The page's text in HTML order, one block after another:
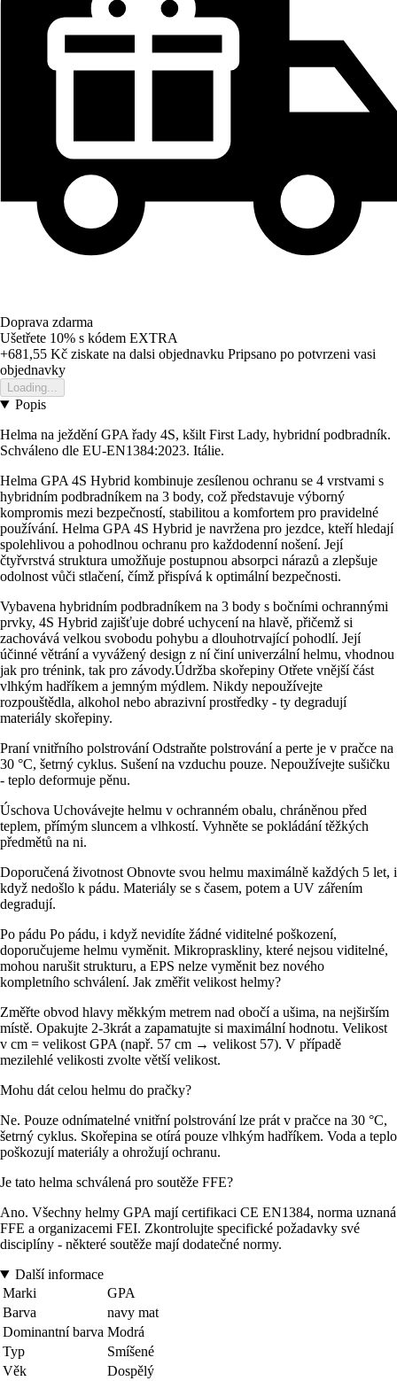
Doprava zdarma
Ušetřete 10% s kódem EXTRA
+681,55 Kč ziskate na dalsi objednavku Pripsano po potvrzeni vasi
objednavky
Loading...
Popis
Helma na ježdění GPA řady 4S, kšilt First Lady, hybridní podbradník.
Schváleno dle EU-EN1384:2023. Itálie.
Helma GPA 4S Hybrid kombinuje zesílenou ochranu se 4 vrstvami s
hybridním podbradníkem na 3 body, což představuje výborný
kompromis mezi bezpečností, stabilitou a komfortem pro pravidelné
používání. Helma GPA 4S Hybrid je navržena pro jezdce, kteří hledají
spolehlivou a pohodlnou ochranu pro každodenní nošení. Její
čtyřvrstvá struktura umožňuje postupnou absorpci nárazů a zlepšuje
odolnost vůči stlačení, čímž přispívá k optimální bezpečnosti.
Vybavena hybridním podbradníkem na 3 body s bočními ochrannými
prvky, 4S Hybrid zajišťuje dobré uchycení na hlavě, přičemž si
zachovává velkou svobodu pohybu a dlouhotrvající pohodlí. Její
účinné větrání a vyvážený design z ní činí univerzální helmu, vhodnou
jak pro trénink, tak pro závody.Údržba skořepiny Otřete vnější část
vlhkým hadříkem a jemným mýdlem. Nikdy nepoužívejte
rozpouštědla, alkohol nebo abrazivní prostředky - ty degradují
materiály skořepiny.
Praní vnitřního polstrování Odstraňte polstrování a perte je v pračce na
30 °C, šetrný cyklus. Sušení na vzduchu pouze. Nepoužívejte sušičku
- teplo deformuje pěnu.
Úschova Uchovávejte helmu v ochranném obalu, chráněnou před
teplem, přímým sluncem a vlhkostí. Vyhněte se pokládání těžkých
předmětů na ni.
Doporučená životnost Obnovte svou helmu maximálně každých 5 let, i
když nedošlo k pádu. Materiály se s časem, potem a UV zářením
degradují.
Po pádu Po pádu, i když nevidíte žádné viditelné poškození,
doporučujeme helmu vyměnit. Mikropraskliny, které nejsou viditelné,
mohou narušit strukturu, a EPS nelze vyměnit bez nového
kompletního schválení. Jak změřit velikost helmy?
Změřte obvod hlavy měkkým metrem nad obočí a ušima, na nejširším
místě. Opakujte 2-3krát a zapamatujte si maximální hodnotu. Velikost
v cm = velikost GPA (např. 57 cm → velikost 57). V případě
mezilehlé velikosti zvolte větší velikost.
Mohu dát celou helmu do pračky?
Ne. Pouze odnímatelné vnitřní polstrování lze prát v pračce na 30 °C,
šetrný cyklus. Skořepina se otírá pouze vlhkým hadříkem. Voda a teplo
poškozují materiály a ohrožují ochranu.
Je tato helma schválená pro soutěže FFE?
Ano. Všechny helmy GPA mají certifikaci CE EN1384, norma uznaná
FFE a organizacemi FEI. Zkontrolujte specifické požadavky své
disciplíny - některé soutěže mají dodatečné normy.
Další informace
Marki
GPA
Barva
navy mat
Dominantní barva Modrá
Typ
Smíšené
Věk
Dospělý